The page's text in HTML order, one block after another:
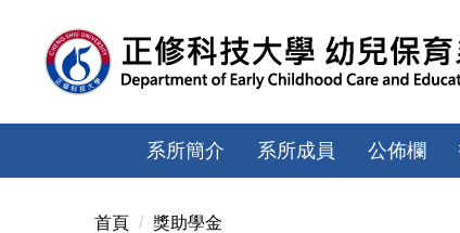
內
系所簡介 系所成員 公佈欄
首頁 獎助學金